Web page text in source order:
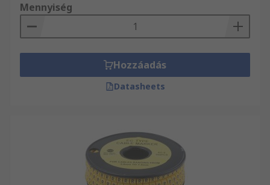
Mennyiség
Hozzáadás
Datasheets